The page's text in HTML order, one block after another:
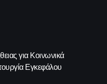
για Κοινωνικά
Εγκεφάλου